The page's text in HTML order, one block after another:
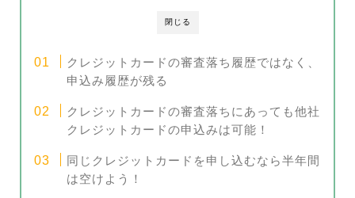
閉じる
クレジットカードの審査落ち履歴ではなく、
申込み履歴が残る
クレジットカードの審査落ちにあっても他社
クレジットカードの申込みは可能！
同じクレジットカードを申し込むなら半年間
は空けよう！